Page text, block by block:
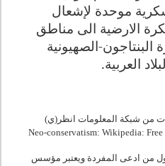
موحدة لإشعال
الارضية الى مناطق
البنتاجون-الصهيونية
العربية.
من شبكة المعلومات انظر(ي)
Neo-conservatism: Wikipedia:
من ادعى المفردة ويعتبر مؤسس